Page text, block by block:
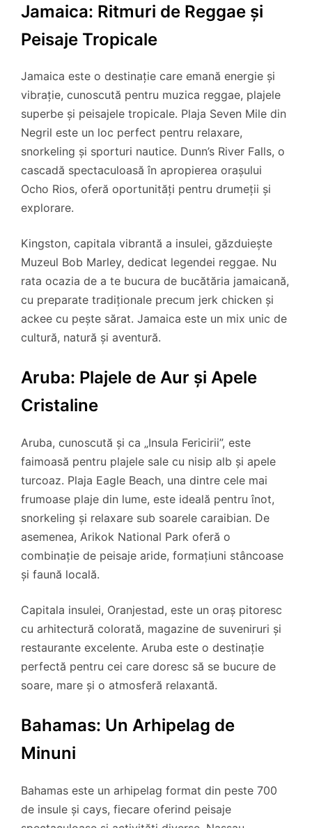
Jamaica: Ritmuri de Reggae și
Peisaje Tropicale
Jamaica este o destinație care emană energie și
vibrație, cunoscută pentru muzica reggae, plajele
superbe și peisajele tropicale. Plaja Seven Mile din
Negril este un loc perfect pentru relaxare,
snorkeling și sporturi nautice. Dunn’s River Falls, o
cascadă spectaculoasă în apropierea orașului
Ocho Rios, oferă oportunități pentru drumeții și
explorare.
Kingston, capitala vibrantă a insulei, găzduiește
Muzeul Bob Marley, dedicat legendei reggae. Nu
rata ocazia de a te bucura de bucătăria jamaicană,
cu preparate tradiționale precum jerk chicken și
ackee cu pește sărat. Jamaica este un mix unic de
cultură, natură și aventură.
Aruba: Plajele de Aur și Apele
Cristaline
Aruba, cunoscută și ca „Insula Fericirii”, este
faimoasă pentru plajele sale cu nisip alb și apele
turcoaz. Plaja Eagle Beach, una dintre cele mai
frumoase plaje din lume, este ideală pentru înot,
snorkeling și relaxare sub soarele caraibian. De
asemenea, Arikok National Park oferă o
combinație de peisaje aride, formațiuni stâncoase
și faună locală.
Capitala insulei, Oranjestad, este un oraș pitoresc
cu arhitectură colorată, magazine de suveniruri și
restaurante excelente. Aruba este o destinație
perfectă pentru cei care doresc să se bucure de
soare, mare și o atmosferă relaxantă.
Bahamas: Un Arhipelag de
Minuni
Bahamas este un arhipelag format din peste 700
de insule și cays, fiecare oferind peisaje